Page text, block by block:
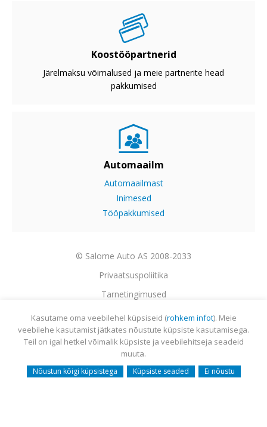
Koostööpartnerid
Järelmaksu võimalused ja meie partnerite head
pakkumised
Automaailm
Automaailmast
Inimesed
Tööpakkumised
© Salome Auto AS 2008-2033
Privaatsuspoliitika
Tarnetingimused
Garantii
Utiliseerimine
Sisukaart
Webmail
Kasutame oma veebilehel küpsiseid (rohkem infot). Meie
veebilehe kasutamist jätkates nõustute küpsiste kasutamisega.
Teil on igal hetkel võimalik küpsiste ja veebilehitseja seadeid
muuta.
Nõustun kõigi küpsistega Küpsiste seaded Ei nõustu